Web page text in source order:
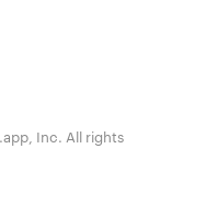
Inc. All rights